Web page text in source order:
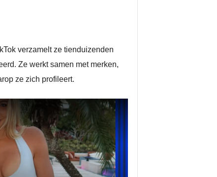
verzamelt ze tienduizenden
Ze werkt samen met merken,
ze zich profileert.